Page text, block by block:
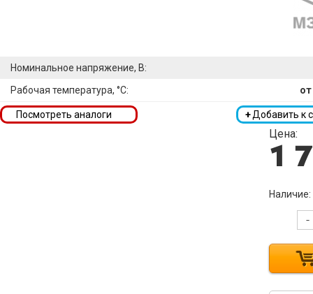
Номинальное напряжение, В:
Рабочая температура, °C:
+Добавить к
Посмотреть аналоги
Цена:
1
Наличие:
-